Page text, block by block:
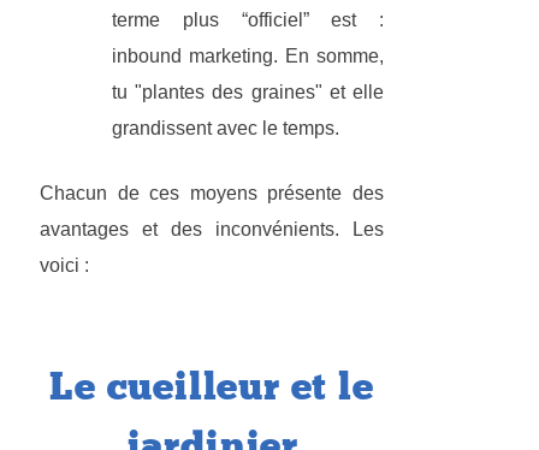
terme plus “officiel” est :
inbound marketing. En somme,
tu "plantes des graines" et elle
grandissent avec le temps.
Chacun de ces moyens présente des
avantages et des inconvénients. Les
voici :
Le cueilleur et le